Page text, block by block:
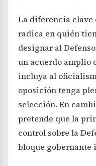
La diferencia clave
radica en quién
designar al
un acuerdo amplio
incluya al
oposición tenga
selección. En
pretende que la
control sobre la
bloque gobernante